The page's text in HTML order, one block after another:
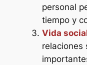
personal
tiempo y
Vida
relaciones